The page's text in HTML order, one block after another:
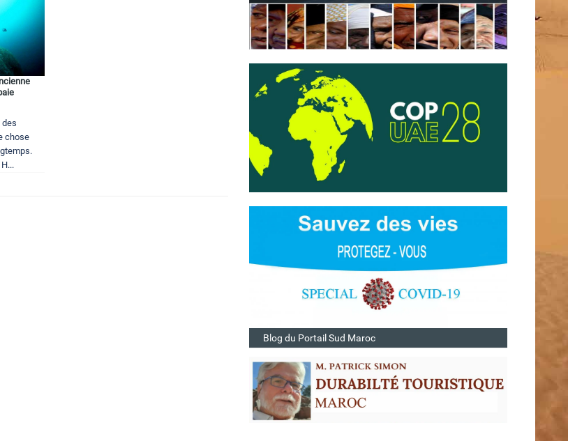
des
chose
Blog du Portail Sud Maroc